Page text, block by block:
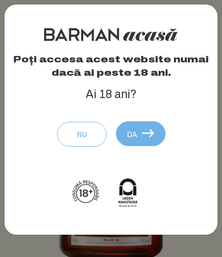
Poți accesa acest website numai
dacă ai peste 18 ani.
Ai 18 ani?
NU DA